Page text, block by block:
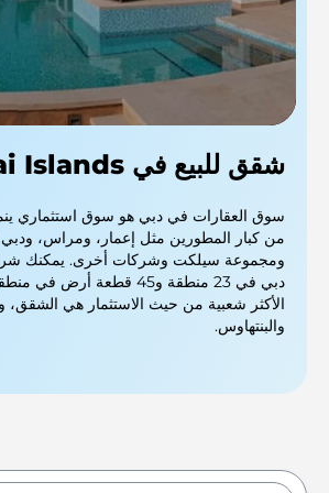
شقق للبيع في Dubai Islands
سوق العقارات في دبي هو سوق استثماري
من كبار المطورين مثل إعمار، ومراس، ودبي
ومجموعة سيلكت وشركات أخرى. يمكنك
دبي في 23 منطقة و45 قطعة أرض
الأكثر شعبية من حيث الاستثمار هي الشقق،
والبنتهاوس.